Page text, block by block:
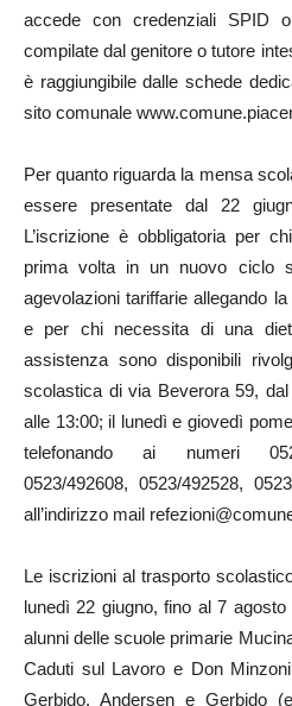
accede con credenziali SPID
compilate dal genitore o tutore
è raggiungibile dalle schede
sito comunale
Per quanto riguarda la mensa
essere presentate dal 22
L’iscrizione è obbligatoria per
prima volta in un nuovo ciclo
agevolazioni tariffarie allegando
e per chi necessita di una
assistenza sono disponibili
scolastica di via Beverora 59,
alle 13:00; il lunedì e giovedì
telefonando ai numeri
0523/492608, 0523/492528,
all’indirizzo mail
Le iscrizioni al trasporto
lunedì 22 giugno, fino al 7
alunni delle scuole primarie
Caduti sul Lavoro e Don
Gerbido, Andersen e Gerbido